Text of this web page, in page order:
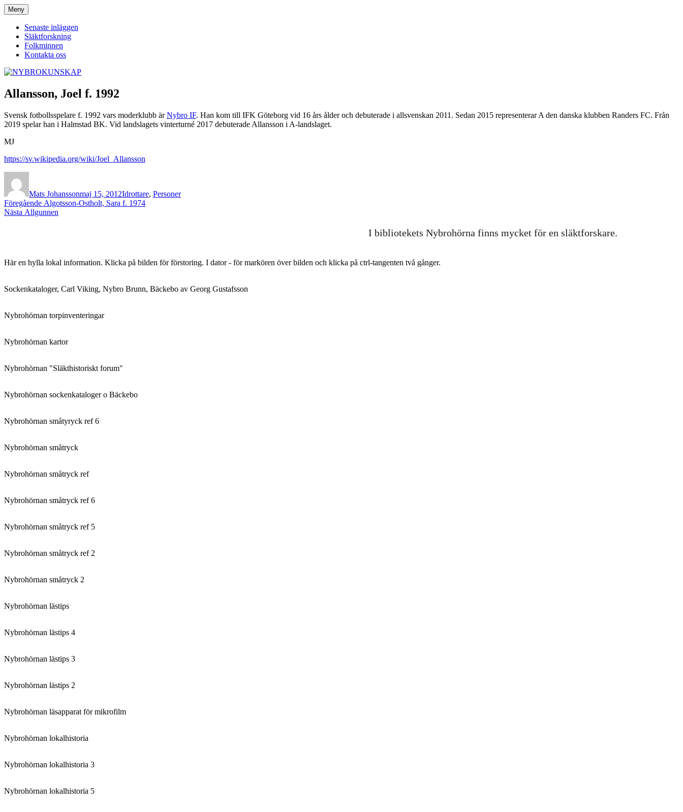
Hoppa
till
innehåll
NYBROKUNSKAP
Meny
Senaste inläggen
Släktforskning
Folkminnen
Kontakta oss
Allansson, Joel f. 1992
Svensk fotbollsspelare f. 1992 vars moderklubb ärNybro IF. Han kom till IFK Göteborg vid 16 års ålder och debuterade i allsvenskan 2011. Sedan 2015 representerar A den danska klubben Randers FC. Från
2019 spelar han i Halmstad BK. Vid landslagets vinterturné 2017 debuterade Allansson i A-landslaget.
MJ
https://sv.wikipedia.org/wiki/Joel_Allansson
Mats Johanssonmaj 15, 2012Idrottare, Personer
Inläggsnavigering
Föregående Föregående
inlägg:
Algotsson-Ostholt, Sara f. 1974
Nästa Nästa
Allgunnen
I bibliotekets Nybrohörna finns mycket för en släktforskare.
Här en hylla lokal information. Klicka på bilden för förstoring. I dator - för markören över bilden och klicka på ctrl-tangenten två gånger.
Sockenkataloger, Carl Viking, Nybro Brunn, Bäckebo av Georg Gustafsson
Nybrohörnan torpinventeringar
Nybrohörnan kartor
Nybrohörnan "Släkthistoriskt forum"
Nybrohörnan sockenkataloger o Bäckebo
Nybrohörnan småtyryck ref 6
Nybrohörnan småtryck
Nybrohörnan småtryck ref
Nybrohörnan småtryck ref 6
Nybrohörnan småtryck ref 5
Nybrohörnan småtryck ref 2
Nybrohörnan småtryck 2
Nybrohörnan lästips
Nybrohörnan lästips 4
Nybrohörnan lästips 3
Nybrohörnan lästips 2
Nybrohörnan läsapparat för mikrofilm
Nybrohörnan lokalhistoria
Nybrohörnan lokalhistoria 3
Nybrohörnan lokalhistoria 5